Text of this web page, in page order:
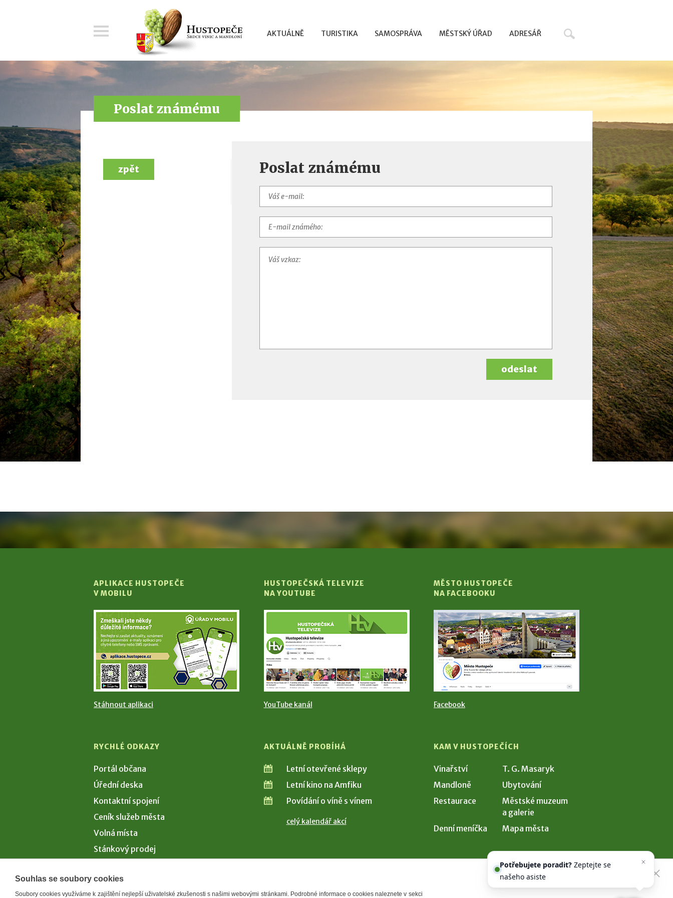
AKTUÁLNĚ TURISTIKA SAMOSPRÁVA MĚSTSKÝ ÚŘAD ADRESÁŘ
Poslat známému
Poslat známému
odeslat
zpět
APLIKACE HUSTOPEČE
V MOBILU
Stáhnout aplikaci
HUSTOPEČSKÁ TELEVIZE
NA YOUTUBE
YouTube kanál
MĚSTO HUSTOPEČE
NA FACEBOOKU
Facebook
RYCHLÉ ODKAZY
Portál občana
Úřední deska
Kontaktní spojení
Ceník služeb města
Volná místa
Stánkový prodej
AKTUÁLNĚ PROBÍHÁ
Letní otevřené sklepy
Letní kino na Amfiku
Povídání o víně s vínem
celý kalendář akcí
KAM V HUSTOPEČÍCH
Vinařství
T. G. Masaryk
Mandloně
Ubytování
Restaurace
Městské muzeum
a galerie
Denní meníčka
Mapa města
Souhlas se soubory cookies
Soubory cookies využíváme k zajištění nejlepší uživatelské zkušenosti s našimi webovými stránkami. Podrobné informace o cookies naleznete v sekci
Potřebujete poradit? Zeptejte se
našeho asistenta